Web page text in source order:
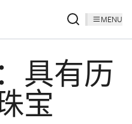
MENU
具有历
宝